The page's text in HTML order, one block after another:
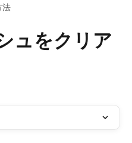
法
ュをクリア